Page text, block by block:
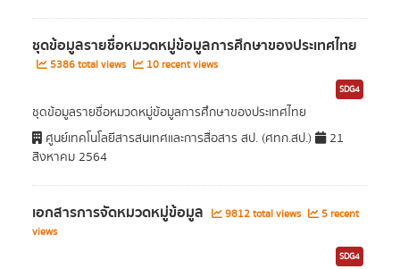
ชุดข้อมูลรายชื่อหมวดหมู่ข้อมูลการศึกษาของประเทศไทย
5386 total views 10 recent views
SDG4
ชุดข้อมูลรายชื่อหมวดหมู่ข้อมูลการศึกษาของประเทศไทย
ศูนย์เทคโนโลยีสารสนเทศและการสื่อสาร สป. (ศทก.สป.)
21
สิงหาคม 2564
เอกสารการจัดหมวดหมู่ข้อมูล 9812 total views
5 recent
views
SDG4